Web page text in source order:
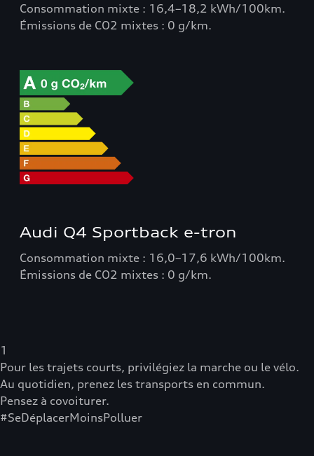
Consommation mixte : 16,4–18,2 kWh/100km.
Émissions de CO2 mixtes : 0 g/km.
Audi Q4 Sportback e-tron
Consommation mixte : 16,0–17,6 kWh/100km.
Émissions de CO2 mixtes : 0 g/km.
1
Pour les trajets courts, privilégiez la marche ou le vélo.
Au quotidien, prenez les transports en commun.
Pensez à covoiturer.
#SeDéplacerMoinsPolluer